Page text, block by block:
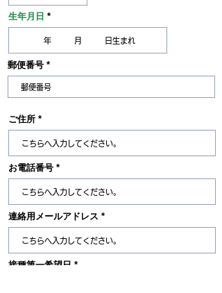
生年月日
郵便番号
ご住所
お電話番号
連絡用メールアドレス
接種第一希望日